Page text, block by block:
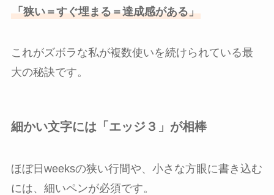
「狭い＝すぐ埋まる＝達成感がある」
これがズボラな私が複数使いを続けられている最
大の秘訣です。
細かい文字には「エッジ３」が相棒
ほぼ日weeksの狭い行間や、小さな方眼に書き込む
には、細いペンが必須です。